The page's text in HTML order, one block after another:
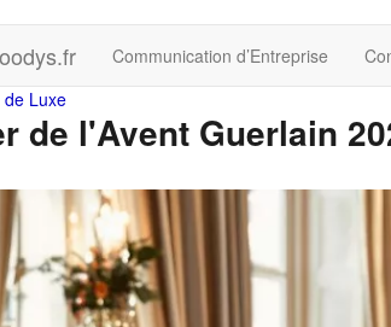
Communication d’Entreprise
de Luxe
de l'Avent Guerlain